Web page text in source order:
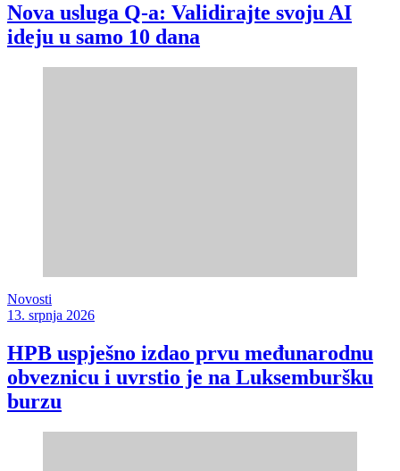
Nova usluga Q-a: Validirajte svoju AI
ideju u samo 10 dana
Novosti
13. srpnja 2026
HPB uspješno izdao prvu međunarodnu
obveznicu i uvrstio je na Luksemburšku
burzu